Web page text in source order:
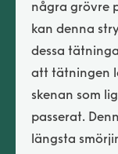
några grövre
kan denna
dessa
att tätningen
skenan som
passerat.
längsta